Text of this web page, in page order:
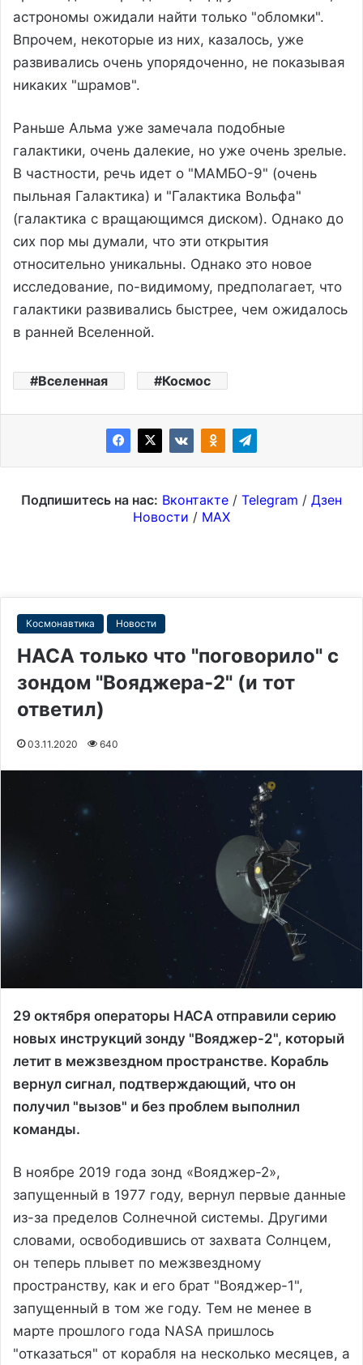
астрономы ожидали найти только "обломки".
Впрочем, некоторые из них, казалось, уже
развивались очень упорядоченно, не показывая
никаких "шрамов".
Раньше Альма уже замечала подобные
галактики, очень далекие, но уже очень зрелые.
В частности, речь идет о "МАМБО-9" (очень
пыльная Галактика) и "Галактика Вольфа"
(галактика с вращающимся диском). Однако до
сих пор мы думали, что эти открытия
относительно уникальны. Однако это новое
исследование, по-видимому, предполагает, что
галактики развивались быстрее, чем ожидалось
в ранней Вселенной.
Вселенная Космос
Подпишитесь на нас: Вконтакте / Telegram / Дзен
Новости / MAX